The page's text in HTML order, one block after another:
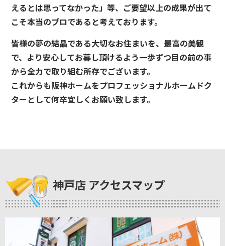
えるとは思ってなかった」等、ご要望以上の成果が出て
こそ本当のプロであると考えております。
皆様の夢の結晶である大切なお住まいを、最高の美観
で、より安心してお暮し頂けるよう一歩ずつ目の前の事
から全力で取り組む所存でございます。
これからも阪神ホームをプロフェッショナルホームドク
ターとして何卒宜しくお願い致します。
神戸店 アクセスマップ